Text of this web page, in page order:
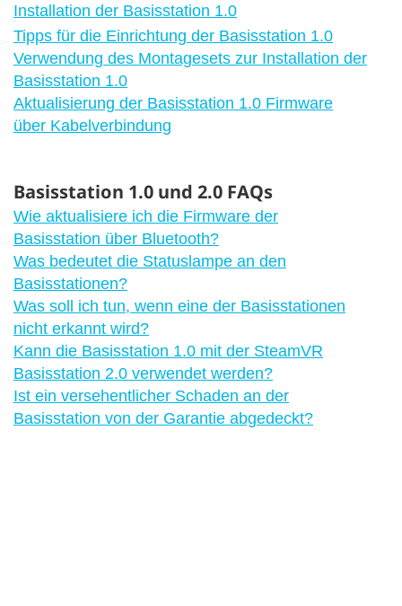
Installation der Basisstation 1.0
Tipps für die Einrichtung der Basisstation 1.0
Verwendung des Montagesets zur Installation der
Basisstation 1.0
Aktualisierung der Basisstation 1.0 Firmware
über Kabelverbindung
Basisstation 1.0 und 2.0 FAQs
Wie aktualisiere ich die Firmware der
Basisstation über Bluetooth?
Was bedeutet die Statuslampe an den
Basisstationen?
Was soll ich tun, wenn eine der Basisstationen
nicht erkannt wird?
Kann die Basisstation 1.0 mit der SteamVR
Basisstation 2.0 verwendet werden?
Ist ein versehentlicher Schaden an der
Basisstation von der Garantie abgedeckt?